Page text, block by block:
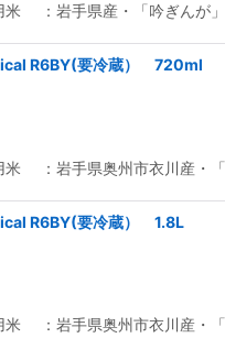
用米 ：岩手県産・「吟
R6BY(要冷蔵） 720ml
米 ：岩手県奥州市衣川
R6BY(要冷蔵） 1.8L
米 ：岩手県奥州市衣川